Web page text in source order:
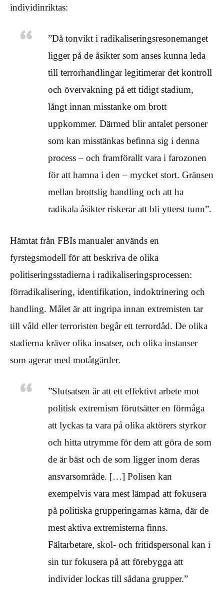
individinriktas:
”Då tonvikt i radikaliseringsresonemanget
ligger på de åsikter som anses kunna leda
till terrorhandlingar legitimerar det kontroll
och övervakning på ett tidigt stadium,
långt innan misstanke om brott
uppkommer. Därmed blir antalet personer
som kan misstänkas befinna sig i denna
process – och framförallt vara i farozonen
för att hamna i den – mycket stort. Gränsen
mellan brottslig handling och att ha
radikala åsikter riskerar att bli ytterst tunn”.
Hämtat från FBIs manualer används en
fyrstegsmodell för att beskriva de olika
politiseringsstadierna i radikaliseringsprocessen:
förradikalisering, identifikation, indoktrinering och
handling. Målet är att ingripa innan extremisten tar
till våld eller terroristen begår ett terrordåd. De olika
stadierna kräver olika insatser, och olika instanser
som agerar med motåtgärder.
”Slutsatsen är att ett effektivt arbete mot
politisk extremism förutsätter en förmåga
att lyckas ta vara på olika aktörers styrkor
och hitta utrymme för dem att göra de som
de är bäst och de som ligger inom deras
ansvarsområde. […] Polisen kan
exempelvis vara mest lämpad att fokusera
på politiska grupperingarnas kärna, där de
mest aktiva extremisterna finns.
Fältarbetare, skol- och fritidspersonal kan i
sin tur fokusera på att förebygga att
individer lockas till sådana grupper.”